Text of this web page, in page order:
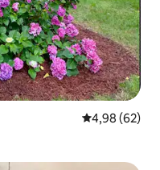
Gemiddelde
4,98 (62)